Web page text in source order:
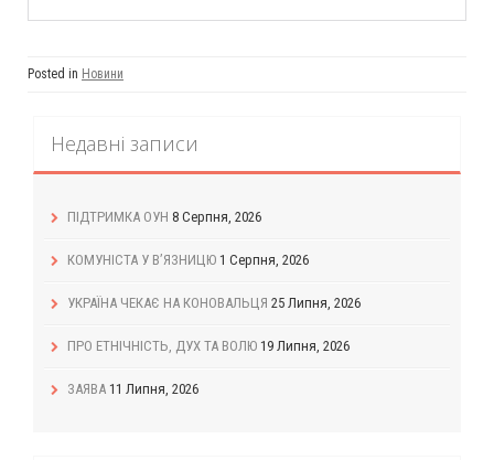
Posted in Новини
Недавні записи
ПІДТРИМКА ОУН 8 Серпня, 2026
КОМУНІСТА У В’ЯЗНИЦЮ 1 Серпня, 2026
УКРАЇНА ЧЕКАЄ НА КОНОВАЛЬЦЯ 25 Липня, 2026
ПРО ЕТНІЧНІСТЬ, ДУХ ТА ВОЛЮ 19 Липня, 2026
ЗАЯВА 11 Липня, 2026